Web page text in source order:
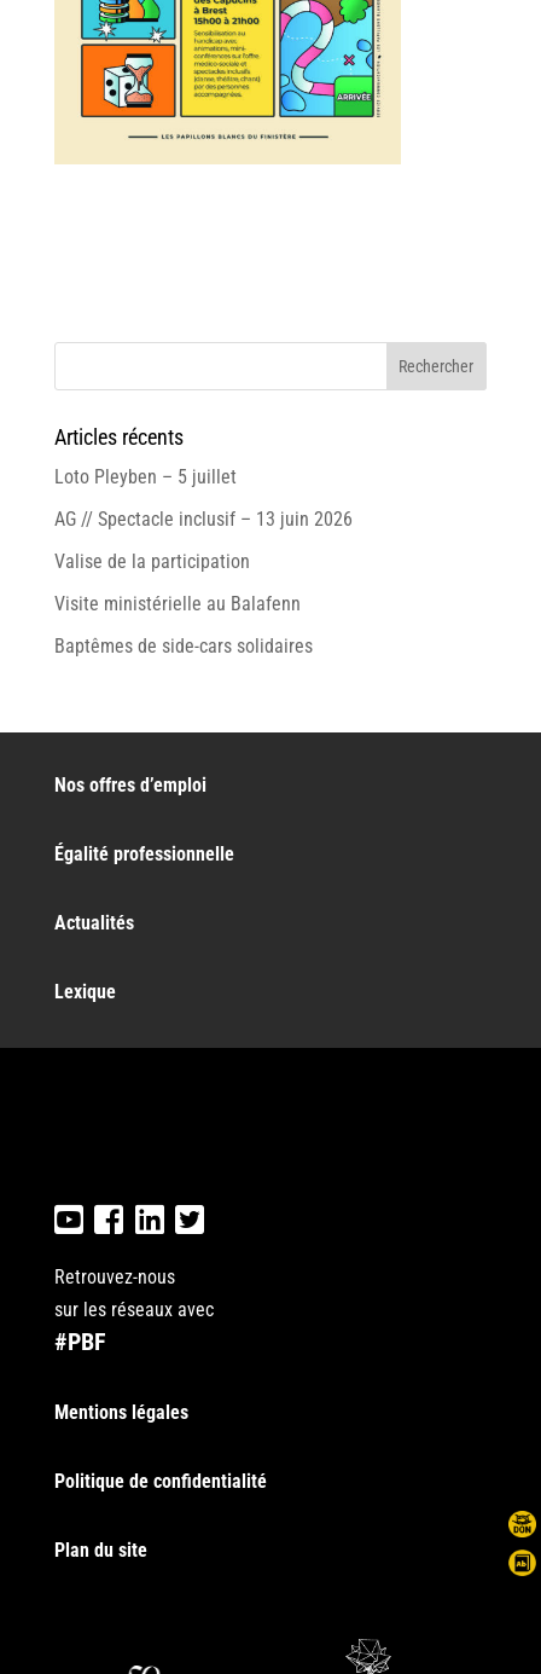
Articles récents
Loto Pleyben – 5 juillet
AG // Spectacle inclusif – 13 juin 2026
Valise de la participation
Visite ministérielle au Balafenn
Baptêmes de side-cars solidaires
Nos offres d’emploi
Égalité professionnelle
Actualités
Lexique
Retrouvez-nous
sur les réseaux avec
#PBF
Mentions légales
Politique de confidentialité
Plan du site